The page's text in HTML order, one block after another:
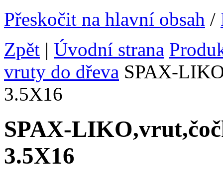
Přeskočit na hlavní obsah /
Zpět | Úvodní strana
vruty do dřeva SPAX-
3.5X16
SPAX-
3.5X16